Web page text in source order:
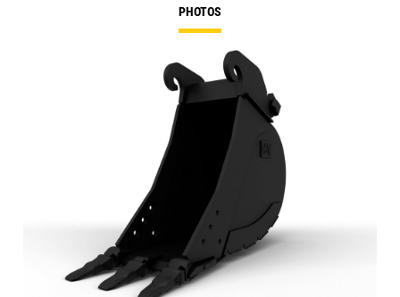
PHOTOS